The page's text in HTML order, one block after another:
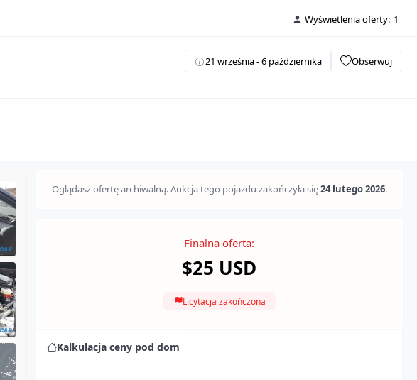
Wyświetlenia oferty: 1
21 września - 6 października Obserwuj
Oglądasz ofertę archiwalną. Aukcja tego pojazdu zakończyła się24 lutego 2026.
Finalna oferta:
$25 USD
Licytacja zakończona
Kalkulacja ceny pod dom